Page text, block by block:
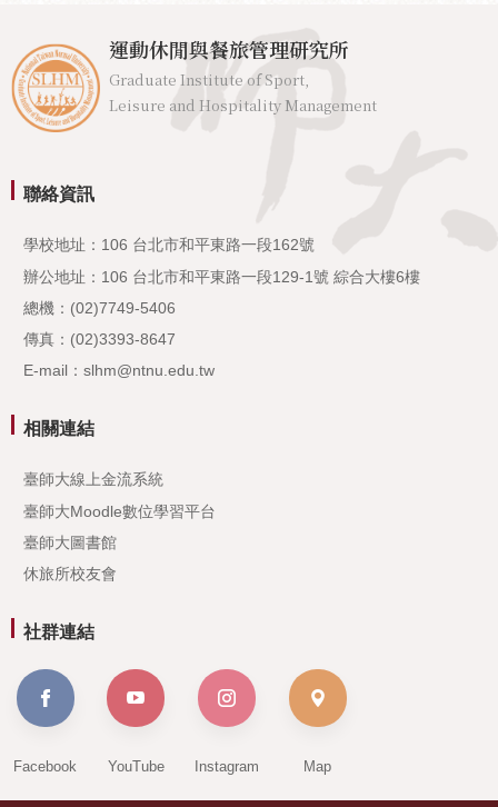
運動休閒與餐旅管理研究所
Graduate Institute of Sport,
Leisure and Hospitality Management
聯絡資訊
學校地址：106 台北市和平東路一段162號
辦公地址：106 台北市和平東路一段129-1號 綜合大樓6樓
總機：(02)7749-5406
傳真：(02)3393-8647
E-mail：slhm@ntnu.edu.tw
相關連結
臺師大線上金流系統
臺師大Moodle數位學習平台
臺師大圖書館
休旅所校友會
社群連結
Facebook YouTube Instagram Map